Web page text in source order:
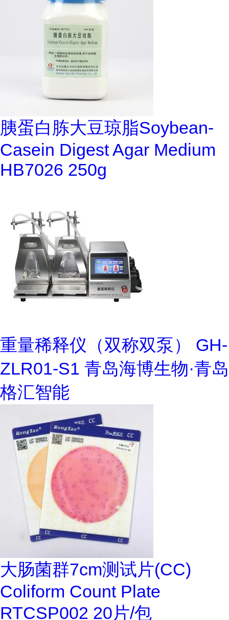
胰蛋白胨大豆琼脂Soybean-
Casein Digest Agar Medium
HB7026 250g
重量稀释仪（双称双泵） GH-
ZLR01-S1 青岛海博生物·青岛
格汇智能
大肠菌群7cm测试片(CC)
Coliform Count Plate
RTCSP002 20片/包